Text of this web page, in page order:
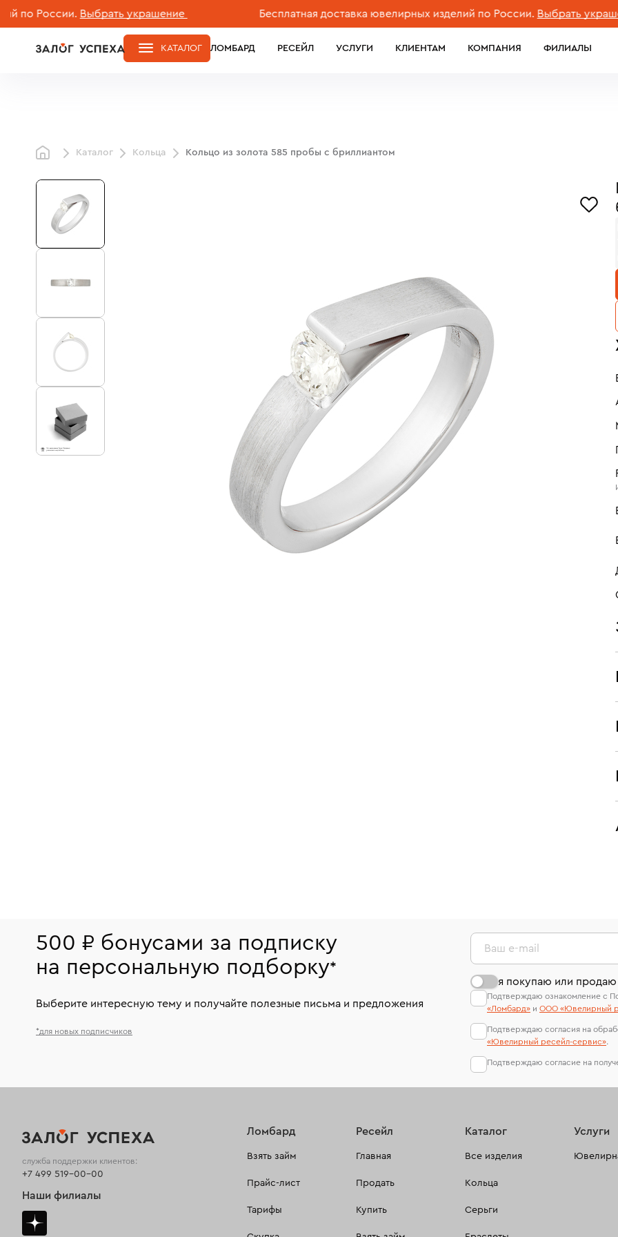
России. Выбрать украшение Бесплатная доставка ювелирных изделий по России. Выбрать украшение
ЛОМБАРД РЕСЕЙЛ УСЛУГИ КЛИЕНТАМ КОМПАНИЯ ФИЛИАЛЫ
КАТАЛОГ
Каталог Кольца Кольцо из золота 585 пробы с бриллиантом
500 ₽ бонусами за подписку
на персональную подборку*
Выберите интересную тему и получайте полезные письма и предложения
*для новых подписчиков
Ваш e-mail
я покупаю или
Подтверждаю ознакомление с
«Ломбард» и ООО «Ювелирный
Подтверждаю согласия на
«Ювелирный ресейл-сервиc».
Подтверждаю согласие на
Ломбард
Взять займ
Прайс-лист
Тарифы
Ресейл
Главная
Продать
Купить
Каталог
Все изделия
Кольца
Серьги
Услуги
служба поддержки клиентов:
+7 499 519-00-00
Наши филиалы